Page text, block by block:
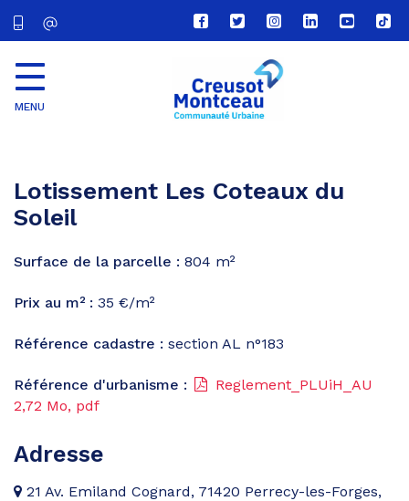
Lien
vers
compte
Facebook
Lien
vers
compte
Twitter
Lien
vers
le
compte
Lien
vers
Lien
vers
Lien
vers
MENU
Lotissement Les Coteaux du
Soleil
Surface de la parcelle : 804 m²
Prix au m² : 35 €/m²
Référence cadastre : section AL n°183
Référence d'urbanisme :
Reglement_PLUiH_AU
2,72 Mo, pdf
Adresse
21 Av. Emiland Cognard, 71420 Perrecy-les-Forges,